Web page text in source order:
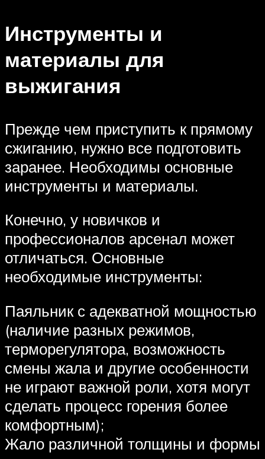
Инструменты и
материалы для
выжигания
Прежде чем приступить к прямому
сжиганию, нужно все подготовить
заранее. Необходимы основные
инструменты и материалы.
Конечно, у новичков и
профессионалов арсенал может
отличаться. Основные
необходимые инструменты:
Паяльник с адекватной мощностью
(наличие разных режимов,
терморегулятора, возможность
смены жала и другие особенности
не играют важной роли, хотя могут
сделать процесс горения более
комфортным);
Жало различной толщины и формы